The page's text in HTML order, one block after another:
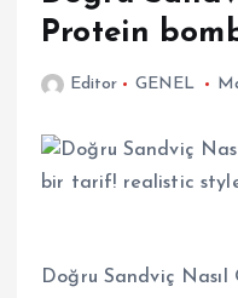
Protein
Editor GENEL
Doğru Sandviç Nasıl